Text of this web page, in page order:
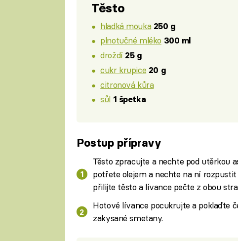
Těsto
hladká mouka 250 g
plnotučné mléko 300 ml
droždí 25 g
cukr krupice 20 g
citronová kůra
sůl 1 špetka
Postup přípravy
Těsto zpracujte a nechte pod utěrkou
potřete olejem a nechte na ní
přilijte těsto a lívance pečte z obou
Hotové lívance pocukrujte a poklaďte
zakysané smetany.